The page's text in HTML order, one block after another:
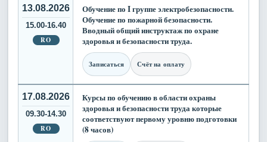
13.08.2026
15.00-16.40
RO
Обучение по I группе электробезопасности.
Обучение по пожарной безопасности.
Вводный общий инструктаж по охране
здоровья и безопасности труда.
Записаться Счёт на оплату
17.08.2026
09.30-14.30
RO
Курсы по обучению в области охраны
здоровья и безопасности труда которые
соответствуют первому уровню подготовки
(8 часов)